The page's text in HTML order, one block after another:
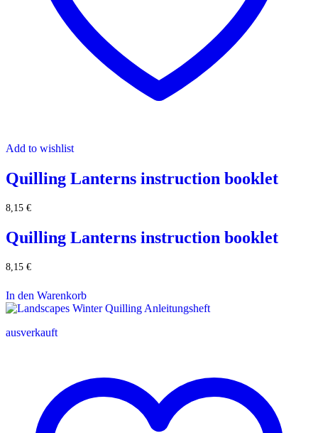
Add to wishlist
Quilling Lanterns instruction booklet
8,15 €
Quilling Lanterns instruction booklet
8,15 €
In den Warenkorb
ausverkauft